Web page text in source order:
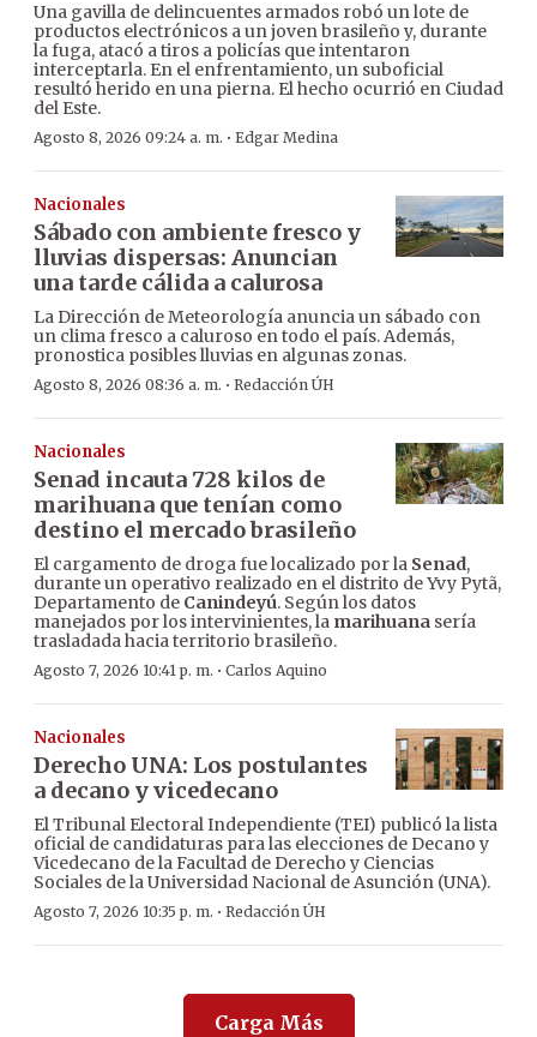
Una gavilla de delincuentes armados robó un lote de
productos electrónicos a un joven brasileño y, durante
la fuga, atacó a tiros a policías que intentaron
interceptarla. En el enfrentamiento, un suboficial
resultó herido en una pierna. El hecho ocurrió en Ciudad
del Este.
Agosto 8, 2026 09:24 a. m. · Edgar Medina
Nacionales
Sábado con ambiente fresco y
lluvias dispersas: Anuncian
una tarde cálida a calurosa
La Dirección de Meteorología anuncia un sábado con
un clima fresco a caluroso en todo el país. Además,
pronostica posibles lluvias en algunas zonas.
Agosto 8, 2026 08:36 a. m. · Redacción ÚH
Nacionales
Senad incauta 728 kilos de
marihuana que tenían como
destino el mercado brasileño
El cargamento de droga fue localizado por la Senad,
durante un operativo realizado en el distrito de Yvy Pytã,
Departamento de Canindeyú. Según los datos
manejados por los intervinientes, la marihuana sería
trasladada hacia territorio brasileño.
Agosto 7, 2026 10:41 p. m. · Carlos Aquino
Nacionales
Derecho UNA: Los postulantes
a decano y vicedecano
El Tribunal Electoral Independiente (TEI) publicó la lista
oficial de candidaturas para las elecciones de Decano y
Vicedecano de la Facultad de Derecho y Ciencias
Sociales de la Universidad Nacional de Asunción (UNA).
Agosto 7, 2026 10:35 p. m. · Redacción ÚH
Carga Más